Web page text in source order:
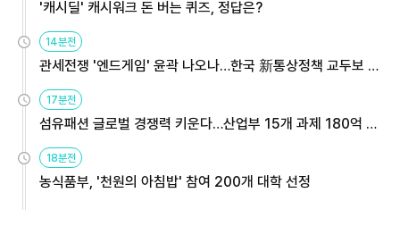
'캐시딜' 캐시워크 돈 버는 퀴즈, 정답은?
14분전
관세전쟁 '엔드게임' 윤곽 나오나…한국 新통상정책 교두보 활
용해야
17분전
섬유패션 글로벌 경쟁력 키운다…산업부 15개 과제 180억 지
원
18분전
농식품부, '천원의 아침밥' 참여 200개 대학 선정